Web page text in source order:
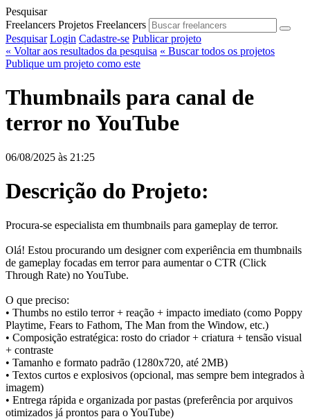
Pesquisar
Freelancers Projetos Freelancers
Pesquisar Login Cadastre-se Publicar projeto
« Voltar aos resultados da pesquisa « Buscar todos os projetos
Publique um projeto como este
Thumbnails para canal de
terror no YouTube
06/08/2025 às 21:25
Descrição do Projeto:
Procura-se especialista em thumbnails para gameplay de terror.
Olá! Estou procurando um designer com experiência em thumbnails
de gameplay focadas em terror para aumentar o CTR (Click
Through Rate) no YouTube.
O que preciso:
• Thumbs no estilo terror + reação + impacto imediato (como Poppy
Playtime, Fears to Fathom, The Man from the Window, etc.)
• Composição estratégica: rosto do criador + criatura + tensão visual
+ contraste
• Tamanho e formato padrão (1280x720, até 2MB)
• Textos curtos e explosivos (opcional, mas sempre bem integrados à
imagem)
• Entrega rápida e organizada por pastas (preferência por arquivos
otimizados já prontos para o YouTube)